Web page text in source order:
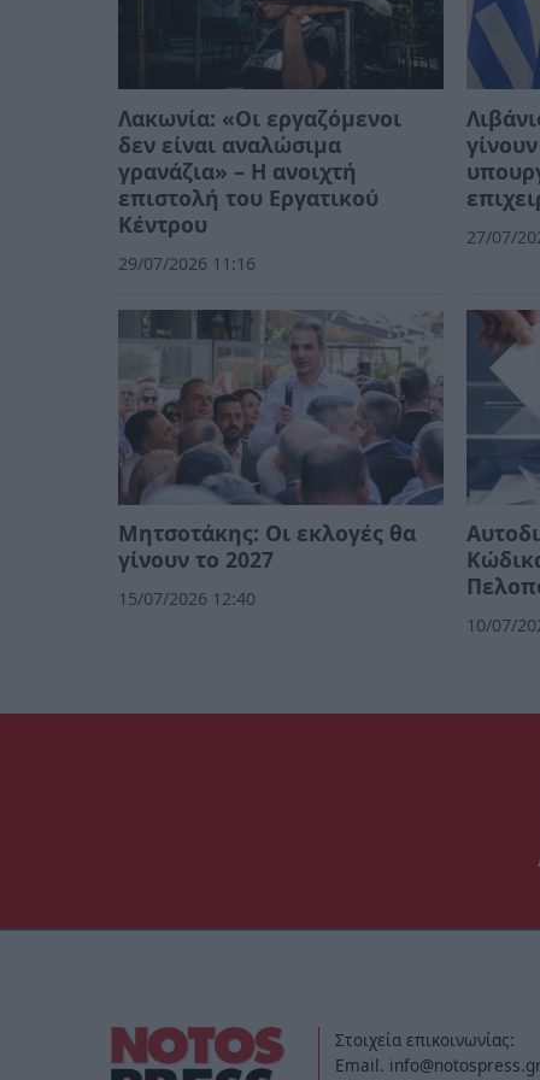
Λακωνία: «Οι εργαζόμενοι
δεν είναι αναλώσιμα
γρανάζια» – Η ανοιχτή
επιστολή του Εργατικού
Κέντρου
29/07/2026 11:16
27/07/
Μητσοτάκης: Οι εκλογές θα
γίνουν το 2027
15/07/2026 12:40
10/07/
Στοιχεία επικοινωνίας:
Email. info@notospress.gr